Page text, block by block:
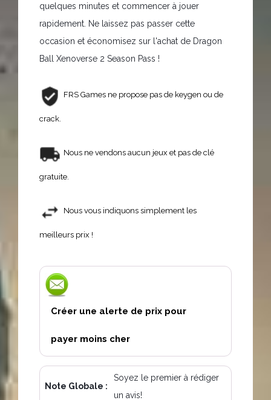
quelques minutes et commencer à jouer
rapidement. Ne laissez pas passer cette
occasion et économisez sur l'achat de Dragon
Ball Xenoverse 2 Season Pass !
FRS Games ne propose pas de keygen ou de
crack.
Nous ne vendons aucun jeux et pas de clé
gratuite.
Nous vous indiquons simplement les
meilleurs prix !
Créer une alerte de prix pour
payer moins cher
Note Globale :
Soyez le premier à rédiger
un avis!